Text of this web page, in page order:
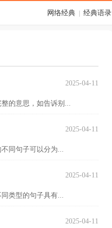
网络经典 经典语录
2025-04-11
的意思，如告诉别...
2025-04-11
同句子可以分为...
2025-04-11
类型的句子具有...
2025-04-11